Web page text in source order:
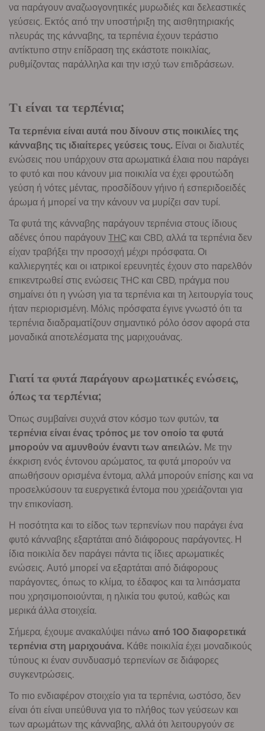
να παράγουν αναζωογονητικές μυρωδιές και δελεαστικές
γεύσεις. Εκτός από την υποστήριξη της αισθητηριακής
πλευράς της κάνναβης, τα τερπένια έχουν τεράστιο
αντίκτυπο στην επίδραση της εκάστοτε ποικιλίας,
ρυθμίζοντας παράλληλα και την ισχύ των επιδράσεων.
Τι είναι τα τερπένια;
Τα τερπένια είναι αυτά που δίνουν στις ποικιλίες της
κάνναβης τις ιδιαίτερες γεύσεις τους. Είναι οι διαλυτές
ενώσεις που υπάρχουν στα αρωματικά έλαια που παράγει
το φυτό και που κάνουν μια ποικιλία να έχει φρουτώδη
γεύση ή νότες μέντας, προσδίδουν γήινο ή εσπεριδοειδές
άρωμα ή μπορεί να την κάνουν να μυρίζει σαν τυρί.
Τα φυτά της κάνναβης παράγουν τερπένια στους ίδιους
αδένες όπου παράγουνTHC και CBD, αλλά τα τερπένια δεν
είχαν τραβήξει την προσοχή μέχρι πρόσφατα. Οι
καλλιεργητές και οι ιατρικοί ερευνητές έχουν στο παρελθόν
επικεντρωθεί στις ενώσεις THC και CBD, πράγμα που
σημαίνει ότι η γνώση για τα τερπένια και τη λειτουργία τους
ήταν περιορισμένη. Μόλις πρόσφατα έγινε γνωστό ότι τα
τερπένια διαδραματίζουν σημαντικό ρόλο όσον αφορά στα
μοναδικά αποτελέσματα της μαριχουάνας.
Γιατί τα φυτά παράγουν αρωματικές ενώσεις,
όπως τα τερπένια;
Όπως συμβαίνει συχνά στον κόσμο των φυτών, τα
τερπένια είναι ένας τρόπος με τον οποίο τα φυτά
μπορούν να αμυνθούν έναντι των απειλών. Με την
έκκριση ενός έντονου αρώματος, τα φυτά μπορούν να
απωθήσουν ορισμένα έντομα, αλλά μπορούν επίσης και να
προσελκύσουν τα ευεργετικά έντομα που χρειάζονται για
την επικονίαση.
Η ποσότητα και το είδος των τερπενίων που παράγει ένα
φυτό κάνναβης εξαρτάται από διάφορους παράγοντες. Η
ίδια ποικιλία δεν παράγει πάντα τις ίδιες αρωματικές
ενώσεις. Αυτό μπορεί να εξαρτάται από διάφορους
παράγοντες, όπως το κλίμα, το έδαφος και τα λιπάσματα
που χρησιμοποιούνται, η ηλικία του φυτού, καθώς και
μερικά άλλα στοιχεία.
Σήμερα, έχουμε ανακαλύψει πάνω από 100 διαφορετικά
τερπένια στη μαριχουάνα. Κάθε ποικιλία έχει μοναδικούς
τύπους κι έναν συνδυασμό τερπενίων σε διάφορες
συγκεντρώσεις.
Το πιο ενδιαφέρον στοιχείο για τα τερπένια, ωστόσο, δεν
είναι ότι είναι υπεύθυνα για το πλήθος των γεύσεων και
των αρωμάτων της κάνναβης, αλλά ότι λειτουργούν σε